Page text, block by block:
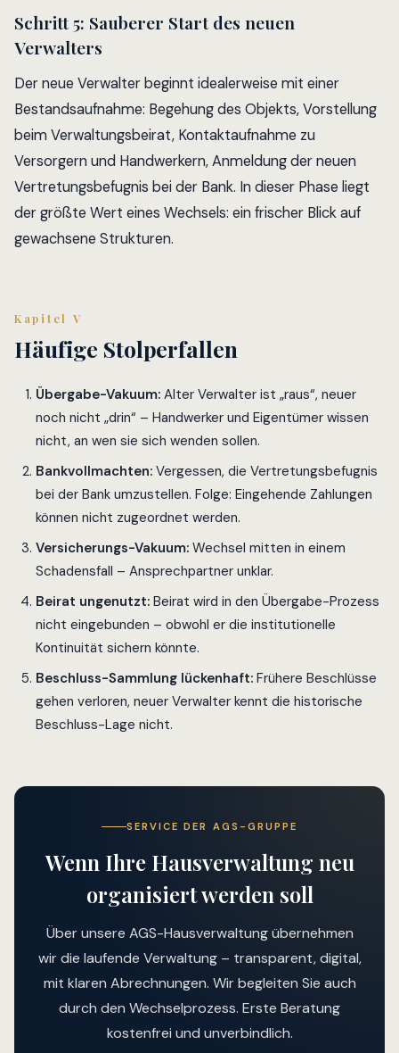
Schritt 5: Sauberer Start des neuen
Verwalters
Der neue Verwalter beginnt idealerweise mit einer
Bestandsaufnahme: Begehung des Objekts, Vorstellung
beim Verwaltungsbeirat, Kontaktaufnahme zu
Versorgern und Handwerkern, Anmeldung der neuen
Vertretungsbefugnis bei der Bank. In dieser Phase liegt
der größte Wert eines Wechsels: ein frischer Blick auf
gewachsene Strukturen.
Kapitel V
Häufige Stolperfallen
Übergabe-Vakuum: Alter Verwalter ist „raus“, neuer
noch nicht „drin“ – Handwerker und Eigentümer wissen
nicht, an wen sie sich wenden sollen.
Bankvollmachten: Vergessen, die Vertretungsbefugnis
bei der Bank umzustellen. Folge: Eingehende Zahlungen
können nicht zugeordnet werden.
Versicherungs-Vakuum: Wechsel mitten in einem
Schadensfall – Ansprechpartner unklar.
Beirat ungenutzt: Beirat wird in den Übergabe-Prozess
nicht eingebunden – obwohl er die institutionelle
Kontinuität sichern könnte.
Beschluss-Sammlung lückenhaft: Frühere Beschlüsse
gehen verloren, neuer Verwalter kennt die historische
Beschluss-Lage nicht.
SERVICE DER AGS-GRUPPE
Wenn Ihre Hausverwaltung neu
organisiert werden soll
Über unsere AGS-Hausverwaltung übernehmen
wir die laufende Verwaltung – transparent, digital,
mit klaren Abrechnungen. Wir begleiten Sie auch
durch den Wechselprozess. Erste Beratung
kostenfrei und unverbindlich.